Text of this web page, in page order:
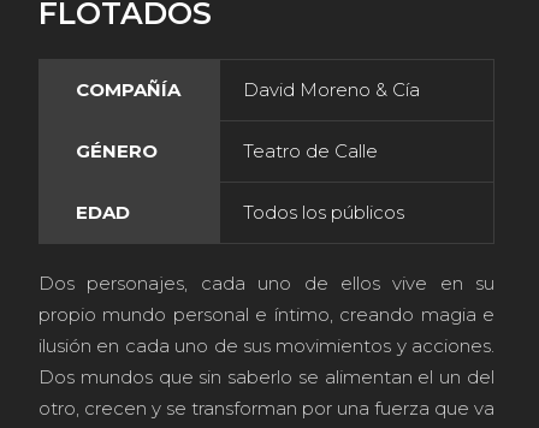
FLOTADOS
COMPAÑÍA David Moreno & Cía
GÉNERO Teatro de Calle
EDAD Todos los públicos
Dos personajes, cada uno de ellos vive en su
propio mundo personal e íntimo, creando magia e
ilusión en cada uno de sus movimientos y acciones.
Dos mundos que sin saberlo se alimentan el un del
otro, crecen y se transforman por una fuerza que va